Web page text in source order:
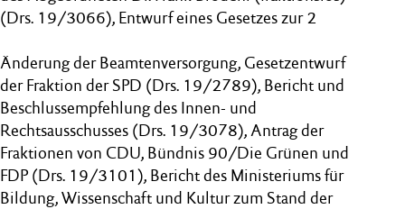
(Drs. 19/3066), Entwurf eines Gesetzes zur 2
Änderung der Beamtenversorgung, Gesetzentwurf
der Fraktion der SPD (Drs. 19/2789), Bericht und
Beschlussempfehlung des Innen- und
Rechtsausschusses (Drs. 19/3078), Antrag der
Fraktionen von CDU, Bündnis 90/Die Grünen und
FDP (Drs. 19/3101), Bericht des Ministeriums für
Bildung, Wissenschaft und Kultur zum Stand der